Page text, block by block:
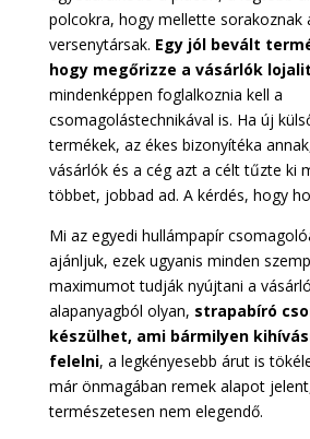
polcokra, hogy mellette sorakoznak
versenytársak. Egy jól bevált
hogy megőrizze a vásárlók
mindenképpen foglalkoznia kell a
csomagolástechnikával is. Ha új
termékek, az ékes bizonyítéka
vásárlók és a cég azt a célt tűzte ki
többet, jobbad ad. A kérdés, hogy
Mi az egyedi hullámpapír
ajánljuk, ezek ugyanis minden
maximumot tudják nyújtani a
alapanyagból olyan, strapabíró
készülhet, ami bármilyen
felelni, a legkényesebb árut is
már önmagában remek alapot
természetesen nem elegendő.